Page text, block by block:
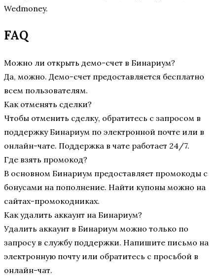
Wedmoney.
FAQ
Можно ли открыть демо-счет в Бинариум?
Да, можно. Демо-счет предоставляется бесплатно
всем пользователям.
Как отменять сделки?
Чтобы отменить сделку, обратитесь с запросом в
поддержку Бинариум по электронной почте или в
онлайн-чате. Поддержка в чате работает 24/7.
Где взять промокод?
В основном Бинариум предоставляет промокоды с
бонусами на пополнение. Найти купоны можно на
сайтах-промокодниках.
Как удалить аккаунт на Бинариум?
Удалить аккаунт в Бинариум можно только по
запросу в службу поддержки. Напишите письмо на
электронную почту или обратитесь с просьбой в
онлайн-чат.